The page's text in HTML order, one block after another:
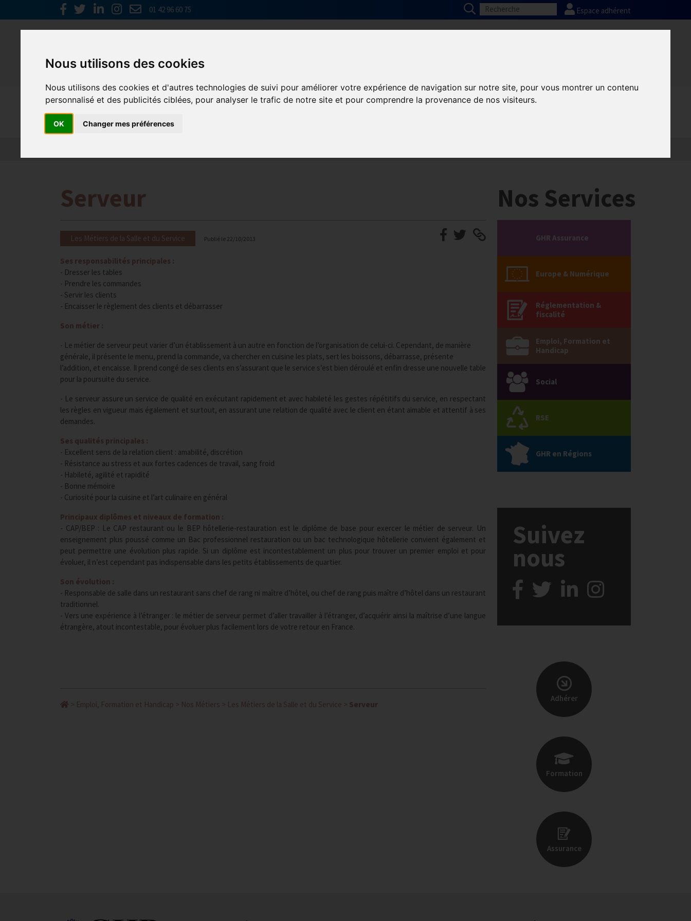
Nous utilisons des cookies
Nous utilisons des cookies et d'autres technologies de suivi pour améliorer votre expérience de navigation sur notre site, pour vous montrer un contenu
personnalisé et des publicités ciblées, pour analyser le trafic de notre site et pour comprendre la provenance de nos visiteurs.
OK Changer mes préférences
01 42 96 60 75 Espace adhérent
Emploi, Formation et Handicap
Serveur
Les Métiers de la Salle et du Service Publié le 22/10/2013
Ses responsabilités principales :
- Dresser les tables
- Prendre les commandes
- Servir les clients
- Encaisser le règlement des clients et débarrasser
Son métier :
- Le métier de serveur peut varier d’un établissement à un autre en fonction de l’organisation de celui-ci. Cependant, de manière
générale, il présente le menu, prend la commande, va chercher en cuisine les plats, sert les boissons, débarrasse, présente
l’addition, et encaisse. Il prend congé de ses clients en s’assurant que le service s’est bien déroulé et enfin dresse une nouvelle table
pour la poursuite du service.
- Le serveur assure un service de qualité en exécutant rapidement et avec habileté les gestes répétitifs du service, en respectant
les règles en vigueur mais également et surtout, en assurant une relation de qualité avec le client en étant aimable et attentif à ses
demandes.
Ses qualités principales :
- Excellent sens de la relation client : amabilité, discrétion
- Résistance au stress et aux fortes cadences de travail, sang froid
- Habileté, agilité et rapidité
- Bonne mémoire
- Curiosité pour la cuisine et l’art culinaire en général
Principaux diplômes et niveaux de formation :
- CAP/BEP : Le CAP restaurant ou le BEP hôtellerie-restauration est le diplôme de base pour exercer le métier de serveur. Un
enseignement plus poussé comme un Bac professionnel restauration ou un bac technologique hôtellerie convient également et
peut permettre une évolution plus rapide. Si un diplôme est incontestablement un plus pour trouver un premier emploi et pour
évoluer, il n’est cependant pas indispensable dans les petits établissements de quartier.
Son évolution :
- Responsable de salle dans un restaurant sans chef de rang ni maître d’hôtel, ou chef de rang puis maître d’hôtel dans un restaurant
traditionnel.
- Vers une expérience à l’étranger : le métier de serveur permet d’aller travailler à l’étranger, d’acquérir ainsi la maîtrise d’une langue
étrangère, atout incontestable, pour évoluer plus facilement lors de votre retour en France.
> Emploi, Formation et Handicap > Nos Métiers > Les Métiers de la Salle et du Service > Serveur
Nos Services
GHR Assurance
Europe & Numérique
Réglementation &
fiscalité
Emploi, Formation et
Handicap
Social
RSE
GHR en Régions
Suivez
nous
Adhérer
Formation
Assurance